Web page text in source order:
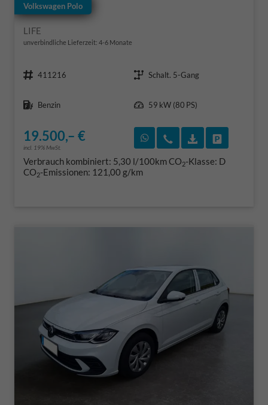
Volkswagen Polo
LIFE
unverbindliche Lieferzeit: 4-6 Monate
411216
Schalt. 5-Gang
Benzin
59 kW (80 PS)
19.500,– €
incl. 19% MwSt.
Rückruf vereinbaren
Wir rufen Sie an
Verbrauch kombiniert: 5,30 l/100kmCO2-Klasse: D
CO2-Emissionen: 121,00 g/km